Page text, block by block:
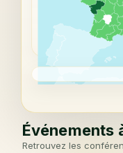
Événements
Retrouvez les